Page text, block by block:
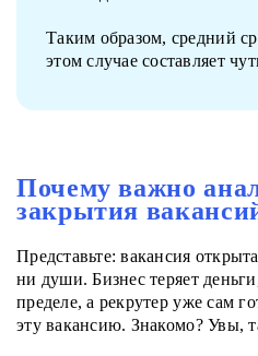
Таким образом, средний
этом случае составляет
Почему важно
закрытия
Представьте: вакансия
ни души. Бизнес теряет
пределе, а рекрутер уже сам
эту вакансию. Знакомо? Увы,